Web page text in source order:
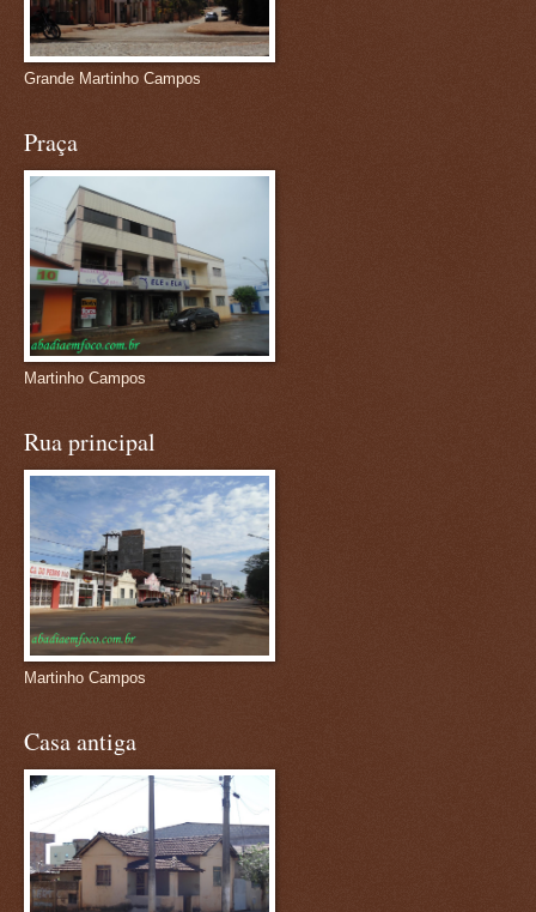
Grande Martinho Campos
Praça
Martinho Campos
Rua principal
Martinho Campos
Casa antiga